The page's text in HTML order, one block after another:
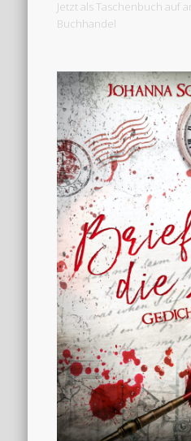
Jetzt als Taschenbuch auf
Buchhandel